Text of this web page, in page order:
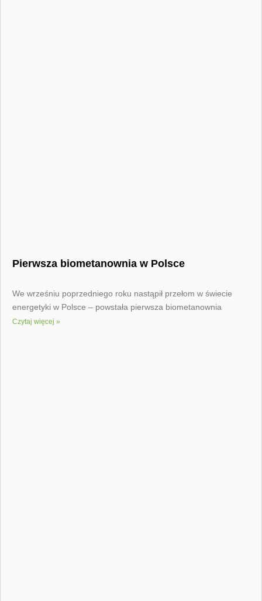
Pierwsza biometanownia w Polsce
We wrześniu poprzedniego roku nastąpił przełom w świecie
energetyki w Polsce – powstała pierwsza biometanownia
Czytaj więcej »